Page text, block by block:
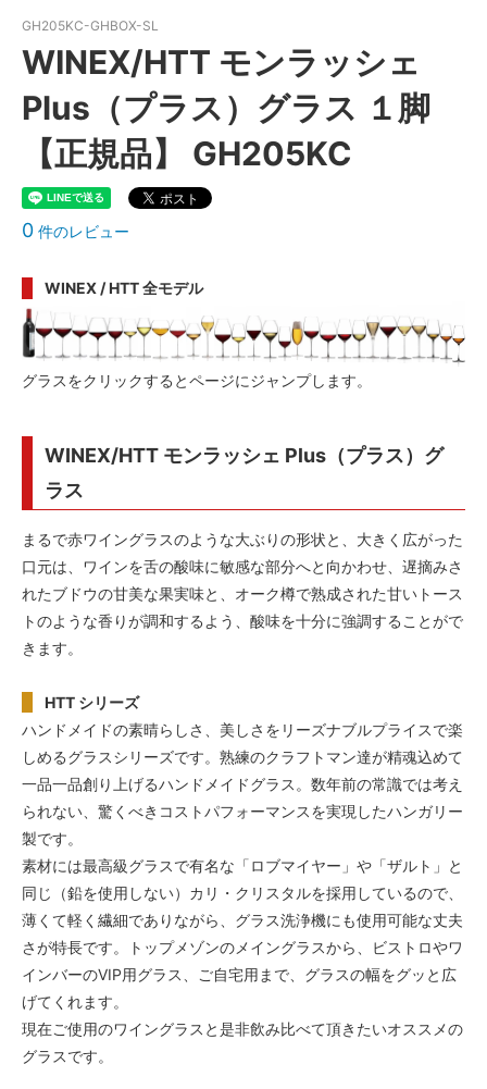
GH205KC-GHBOX-SL
WINEX/HTT モンラッシェ
Plus（プラス）グラス １脚
【正規品】 GH205KC
0 件のレビュー
WINEX / HTT 全モデル
グラスをクリックするとページにジャンプします。
WINEX/HTT モンラッシェ Plus（プラス）グ
ラス
まるで赤ワイングラスのような大ぶりの形状と、大きく広がった
口元は、ワインを舌の酸味に敏感な部分へと向かわせ、遅摘みさ
れたブドウの甘美な果実味と、オーク樽で熟成された甘いトース
トのような香りが調和するよう、酸味を十分に強調することがで
きます。
HTT シリーズ
ハンドメイドの素晴らしさ、美しさをリーズナブルプライスで楽
しめるグラスシリーズです。熟練のクラフトマン達が精魂込めて
一品一品創り上げるハンドメイドグラス。数年前の常識では考え
られない、驚くべきコストパフォーマンスを実現したハンガリー
製です。
素材には最高級グラスで有名な「ロブマイヤー」や「ザルト」と
同じ（鉛を使用しない）カリ・クリスタルを採用しているので、
薄くて軽く繊細でありながら、グラス洗浄機にも使用可能な丈夫
さが特長です。トップメゾンのメイングラスから、ビストロやワ
インバーのVIP用グラス、ご自宅用まで、グラスの幅をグッと広
げてくれます。
現在ご使用のワイングラスと是非飲み比べて頂きたいオススメの
グラスです。